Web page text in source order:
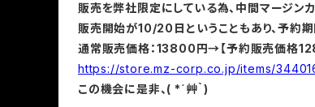
販売を弊社限定にしている為、中間マージン
販売開始が10/20日ということもあり、予約期
通常販売価格：13800円→【予約販売価格
https://store.mz-corp.co.jp/items/
この機会に是非、( *´艸｀)